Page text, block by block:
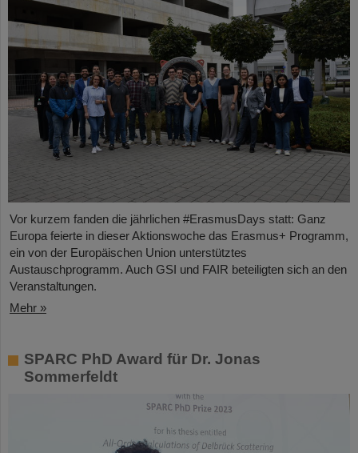
Vor kurzem fanden die jährlichen #ErasmusDays statt: Ganz
Europa feierte in dieser Aktionswoche das Erasmus+ Programm,
ein von der Europäischen Union unterstütztes
Austauschprogramm. Auch GSI und FAIR beteiligten sich an den
Veranstaltungen.
Mehr »
SPARC PhD Award für Dr. Jonas
Sommerfeldt